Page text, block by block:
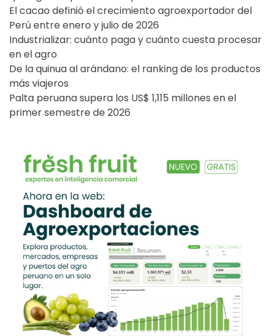
El cacao definió el crecimiento agroexportador del
Perú entre enero y julio de 2026
Industrializar: cuánto paga y cuánto cuesta procesar
en el agro
De la quinua al arándano: el ranking de los productos
más viajeros
Palta peruana supera los US$ 1,115 millones en el
primer semestre de 2026